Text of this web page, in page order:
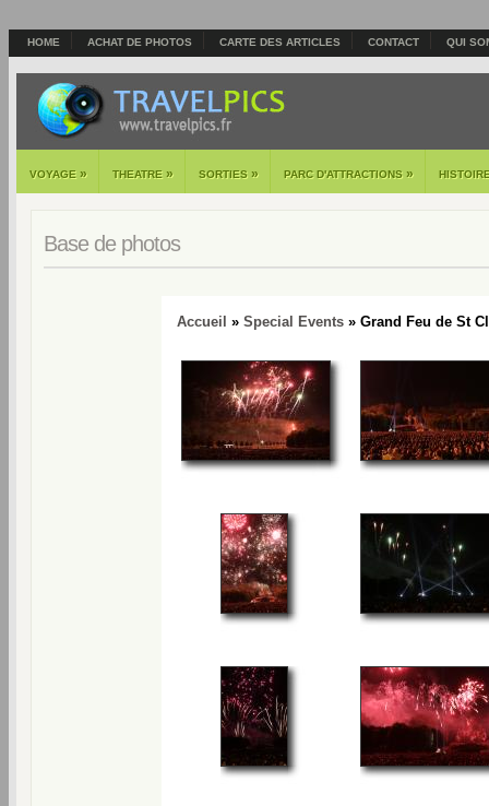
HOME ACHAT DE PHOTOS CARTE DES ARTICLES CONTACT QUI
VOYAGE » THEATRE » SORTIES » PARC D'ATTRACTIONS »
Base de photos
Accueil » Special Events» Grand Feu de St